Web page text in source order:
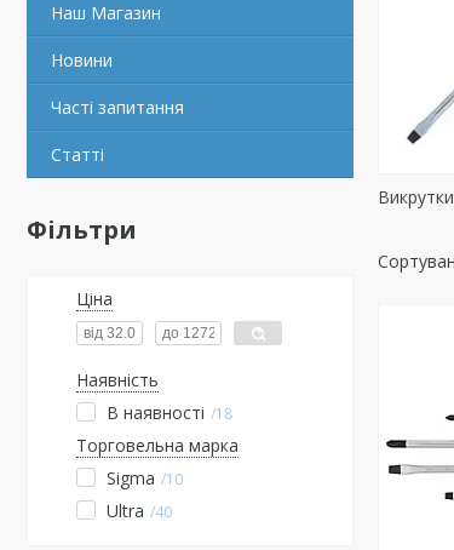
Наш Магазин
Новини
Часті запитання
Статті
Фільтри
Ціна
Наявність
В наявності
18
Торговельна марка
Sigma
10
Ultra 40